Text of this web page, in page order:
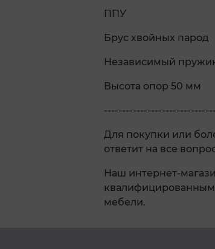
ППУ
Брус хвойных парод
Независимый
Высота опор 50 мм
Для покупки или
ответит на все
Наш интернет-
мебели.